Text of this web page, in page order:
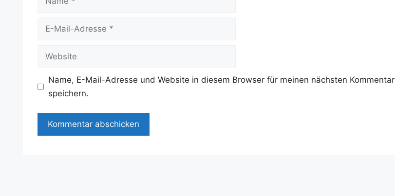
Adresse
Website
Name, E-Mail-Adresse und Website in diesem Browser für meinen nächsten Kommentar
speichern.